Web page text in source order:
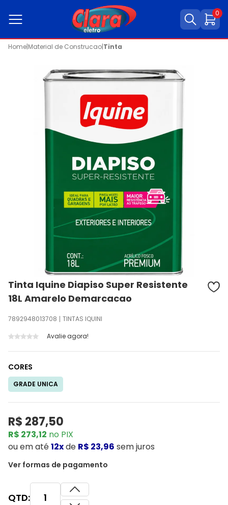
0
Home|Material de Construcao|Tinta
Tinta Iquine Diapiso Super Resistente
18L Amarelo Demarcacao
7892948013708
TINTAS IQUINI
Avalie agora!
R$ 287,50
R$ 273,12 no PIX
ouem até12xde R$ 23,96 sem juros
Ver formas de pagamento
CORES
GRADE UNICA
QTD: